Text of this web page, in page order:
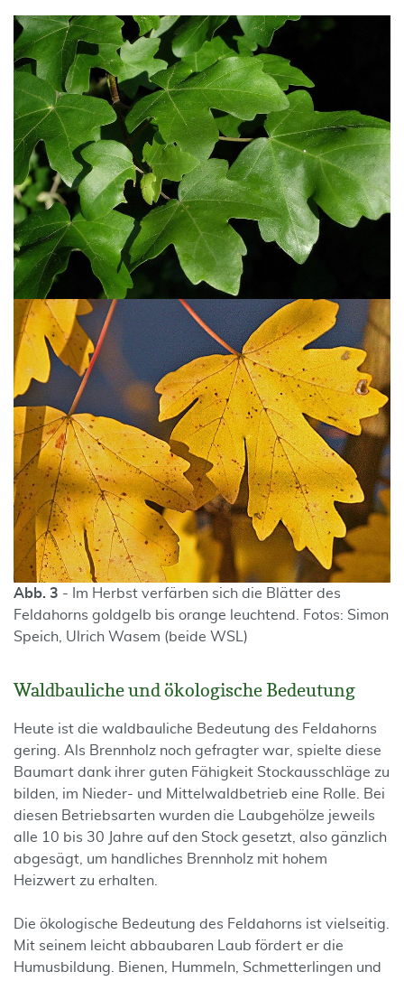
Abb. 3 - Im Herbst verfärben sich die Blätter des
Feldahorns goldgelb bis orange leuchtend. Fotos: Simon
Speich, Ulrich Wasem (beide WSL)
Waldbauliche und ökologische Bedeutung
Heute ist die waldbauliche Bedeutung des Feldahorns
gering. Als Brennholz noch gefragter war, spielte diese
Baumart dank ihrer guten Fähigkeit Stockausschläge zu
bilden, im Nieder- und Mittelwaldbetrieb eine Rolle. Bei
diesen Betriebsarten wurden die Laubgehölze jeweils
alle 10 bis 30 Jahre auf den Stock gesetzt, also gänzlich
abgesägt, um handliches Brennholz mit hohem
Heizwert zu erhalten.
Die ökologische Bedeutung des Feldahorns ist vielseitig.
Mit seinem leicht abbaubaren Laub fördert er die
Humusbildung. Bienen, Hummeln, Schmetterlingen und